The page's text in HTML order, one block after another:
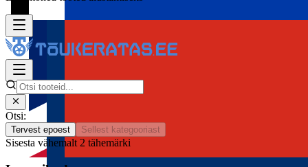
Otsi:
Tervest epoest Sellest kategooriast
Sisesta vähemalt 2 tähemärki